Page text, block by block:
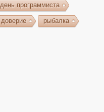
день программиста
доверие рыбалка